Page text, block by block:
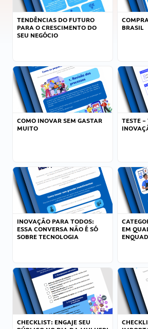
TENDÊNCIAS DO FUTURO
PARA O CRESCIMENTO DO
SEU NEGÓCIO
BRASIL
COMO INOVAR SEM GASTAR
MUITO
TESTE
INOVAÇÃO PARA TODOS:
ESSA CONVERSA NÃO É SÓ
SOBRE TECNOLOGIA
EM
CHECKLIST: ENGAJE SEU